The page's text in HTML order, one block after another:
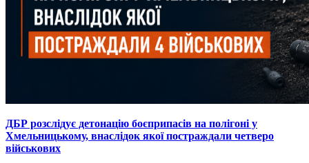
ДБР розслідує детонацію боєприпасів на полігоні у
Хмельницькому, внаслідок якої постраждали четверо
військових